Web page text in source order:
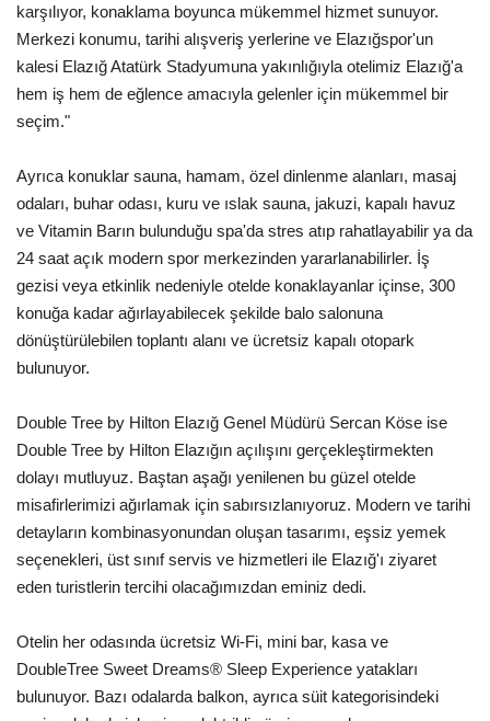
Yorumlar
Video Tanıtım
Galeri
karşılıyor, konaklama boyunca mükemmel hizmet sunuyor.
Merkezi konumu, tarihi alışveriş yerlerine ve Elazığspor'un
kalesi Elazığ Atatürk Stadyumuna yakınlığıyla otelimiz Elazığ'a
hem iş hem de eğlence amacıyla gelenler için mükemmel bir
seçim."
Ayrıca konuklar sauna, hamam, özel dinlenme alanları, masaj
odaları, buhar odası, kuru ve ıslak sauna, jakuzi, kapalı havuz
ve Vitamin Barın bulunduğu spa'da stres atıp rahatlayabilir ya da
24 saat açık modern spor merkezinden yararlanabilirler. İş
gezisi veya etkinlik nedeniyle otelde konaklayanlar içinse, 300
konuğa kadar ağırlayabilecek şekilde balo salonuna
dönüştürülebilen toplantı alanı ve ücretsiz kapalı otopark
bulunuyor.
Double Tree by Hilton Elazığ Genel Müdürü Sercan Köse ise
Double Tree by Hilton Elazığın açılışını gerçekleştirmekten
dolayı mutluyuz. Baştan aşağı yenilenen bu güzel otelde
misafirlerimizi ağırlamak için sabırsızlanıyoruz. Modern ve tarihi
detayların kombinasyonundan oluşan tasarımı, eşsiz yemek
seçenekleri, üst sınıf servis ve hizmetleri ile Elazığ'ı ziyaret
eden turistlerin tercihi olacağımızdan eminiz dedi.
Otelin her odasında ücretsiz Wi-Fi, mini bar, kasa ve
DoubleTree Sweet Dreams® Sleep Experience yatakları
bulunuyor. Bazı odalarda balkon, ayrıca süit kategorisindeki